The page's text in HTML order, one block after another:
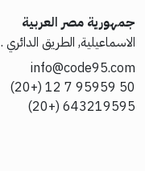
جمهورية مصر العربية
الاسماعيلية, الطريق الدائري . 32/أ أرض المزادات
info@code95.com
50 95959 7 12 (+20)
643219595 (+20)